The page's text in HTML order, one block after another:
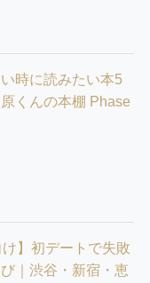
い時に読みたい本5
くんの本棚 Phase
け】初デートで失敗
｜渋谷・新宿・恵